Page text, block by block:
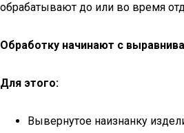
обрабатывают до или во время
Обработку начинают с
Для этого:
Вывернутое наизнанку